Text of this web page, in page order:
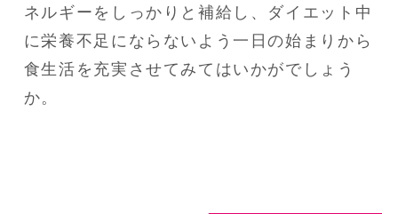
ネルギーをしっかりと補給し、ダイエット中
に栄養不足にならないよう一日の始まりから
食生活を充実させてみてはいかがでしょう
か。